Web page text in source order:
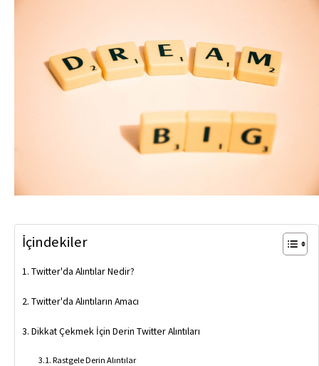
İçindekiler
Twitter'da Alıntılar Nedir?
Twitter'da Alıntıların Amacı
Dikkat Çekmek İçin Derin Twitter Alıntıları
Rastgele Derin Alıntılar